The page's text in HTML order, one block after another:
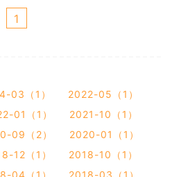
1
03（1）
2022-05（1）
01（1）
2021-10（1）
09（2）
2020-01（1）
12（1）
2018-10（1）